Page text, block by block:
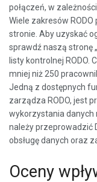
połączeń, w
Wiele zakresów
stronie. Aby uzyskać
sprawdź naszą stronę
listy kontrolnej RODO.
mniej niż 250
Jedną z dostępnych
zarządza RODO, jest
wykorzystania danych
należy przeprowadzić
obsługę danych oraz
Oceny